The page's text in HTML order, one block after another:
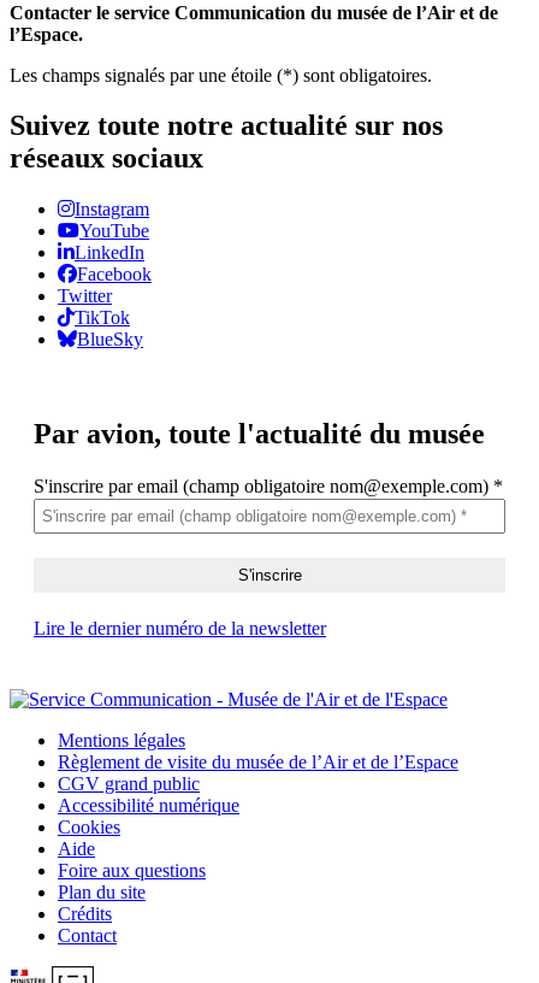
Contacter le service Communication du musée de l’Air et de
l’Espace.
Les champs signalés par une étoile (*) sont obligatoires.
Suivez toute notre actualité sur nos
réseaux sociaux
Instagram
YouTube
LinkedIn
Facebook
Twitter
TikTok
BlueSky
Par avion, toute l'actualité du musée
S'inscrire par email (champ obligatoire nom@exemple.com) *
Lire le dernier numéro de la newsletter
Mentions légales
Règlement de visite du musée de l’Air et de l’Espace
CGV grand public
Accessibilité numérique
Cookies
Aide
Foire aux questions
Plan du site
Crédits
Contact